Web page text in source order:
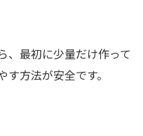
、最初に少量だけ作って
方法が安全です。